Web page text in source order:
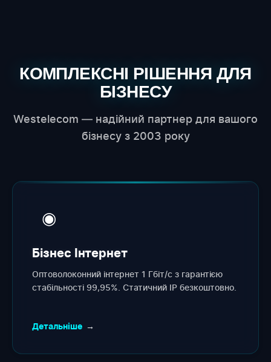
КОМПЛЕКСНІ РІШЕННЯ ДЛЯ
БІЗНЕСУ
Westelecom — надійний партнер для вашого
бізнесу з 2003 року
◉
Бізнес Інтернет
Оптоволоконний інтернет 1 Гбіт/с з гарантією
стабільності 99,95%. Статичний IP безкоштовно.
Детальніше →